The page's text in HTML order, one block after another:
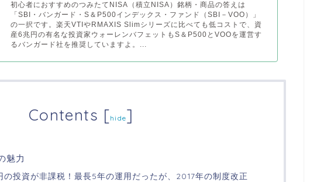
初心者におすすめのつみたてNISA（積立NISA）銘柄・商品の答えは
「SBI・バンガード・S＆P500インデックス・ファンド（SBI－VOO）」
の一択です。楽天VTIやRMAXIS Slimシリーズに比べても低コストで、資
産6兆円の有名な投資家ウォーレンバフェットもS＆P500とVOOを運営す
るバンガード社を推奨していますよ。...
Contents [hide]
魅力
の投資が非課税！最長5年の運用だったが、2017年の制度改正